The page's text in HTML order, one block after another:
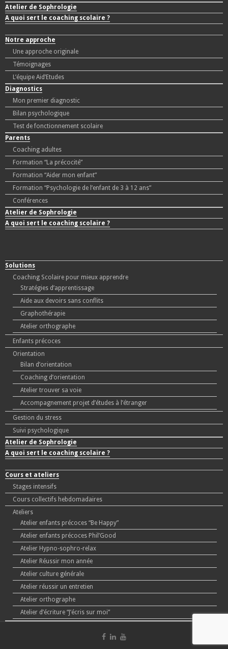
Atelier de Sophrologie
A quoi sert le coaching scolaire ?
Notre approche
Une approche originale
Témoignages
L’équipe Aid’Etudes
Diagnostics
Mon premier diagnostic
Bilan psychologique
Test de fonctionnement scolaire
Parents
Coaching adultes
Formation “La précocité”
Formation “Aider mon enfant”
Formation “Psychologie de l’enfant de 3 à 12 ans”
Conférences
Atelier de Sophrologie
A quoi sert le coaching scolaire ?
Solutions
Coaching Scolaire pour mieux apprendre
Stratégies d’apprentissage
Aide aux devoirs sans conflits
Graphothérapie
Atelier orthographe
Enfants précoces
Orientation
Bilan d’orientation
Coaching d’orientation
Atelier trouver sa voie
Accompagnement projet d’études à l’étranger
Gestion du stress
Suivi psychologique
Atelier de Sophrologie
A quoi sert le coaching scolaire ?
Cours et ateliers
Stages intensifs
Cours collectifs hebdomadaires
Ateliers
Atelier enfants précoces “Be Happy”
Atelier enfants précoces Phil’Good
Atelier Hypno-sophro-relax
Atelier Réussir mon année
Atelier culture générale
Atelier réussir un entretien
Atelier orthographe
Atelier d’écriture “J’écris sur moi”